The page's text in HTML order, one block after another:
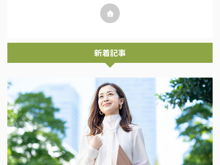
新着記事